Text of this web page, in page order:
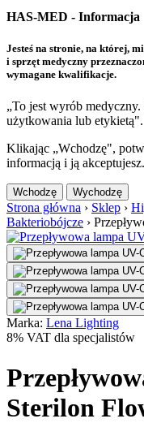
HAS-MED - Informacja
Jesteś na stronie, na której,
i sprzęt medyczny
wymagane kwalifikacje.
„To jest wyrób
użytkowania lub etykietą".
Klikając „Wchodzę",
informacją i ją akceptujesz.
Wchodzę Wychodzę
Strona główna › Sklep ›
Bakteriobójcze ›
Marka: Lena Lighting
8% VAT dla specjalistów
Sterilon